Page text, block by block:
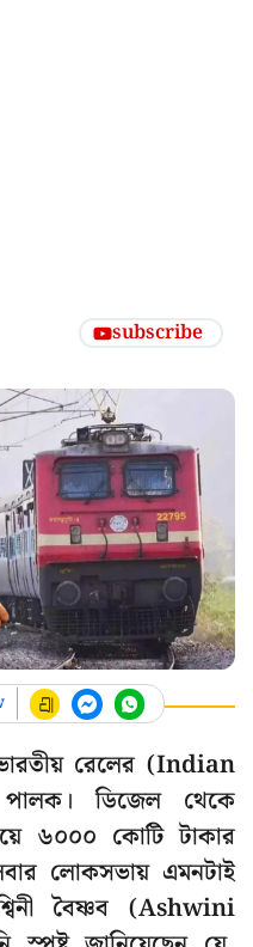
subscribe
রেলের (Indian
ডিজেল থেকে
৬০০০ কোটি টাকার
লোকসভায় এমনটাই
বৈষ্ণব (Ashwini